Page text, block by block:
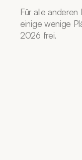
Für alle
einige wenige
2026 frei.